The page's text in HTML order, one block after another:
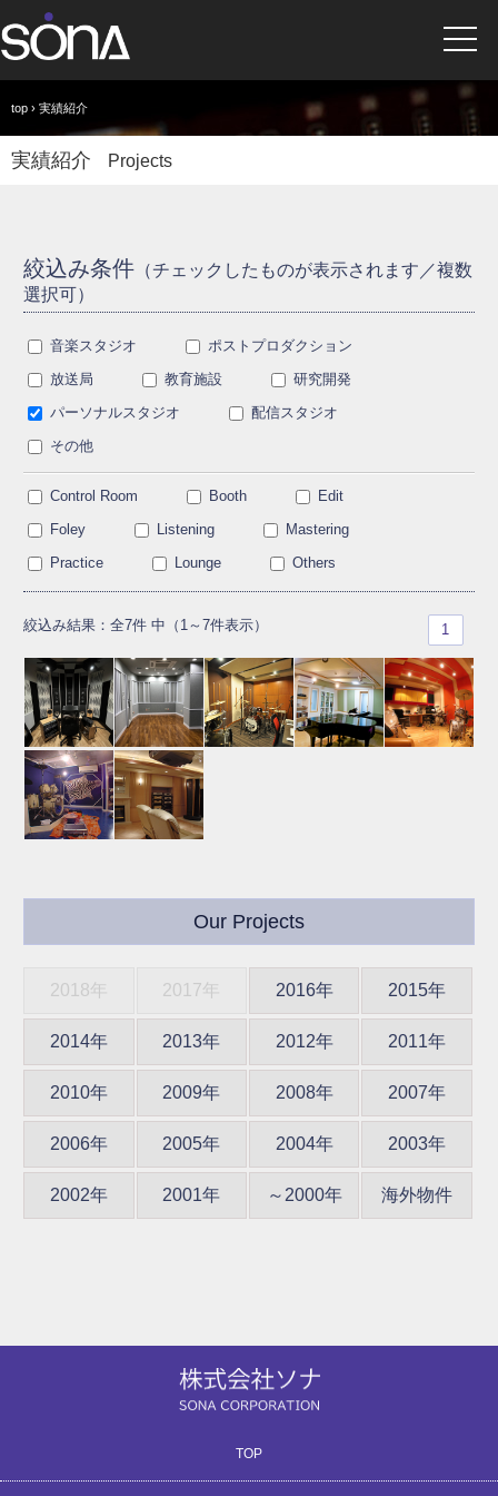
top › 実績紹介
実績紹介 Projects
絞込み条件 （チェックしたものが表示されます／複数
選択可）
音楽スタジオ ポストプロダクション
放送局 教育施設 研究開発
パーソナルスタジオ 配信スタジオ
その他
Control Room Booth Edit
Foley Listening Mastering
Practice Lounge Others
絞込み結果：全7件 中（1～7件表示） 1
Our Projects
2018年 2017年 2016年 2015年
2014年 2013年 2012年 2011年
2010年 2009年 2008年 2007年
2006年 2005年 2004年 2003年
2002年 2001年 ～2000年 海外物件
TOP